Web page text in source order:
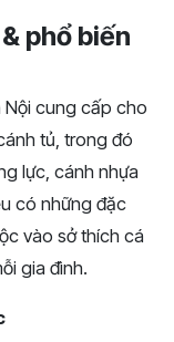
phổ biến
Nội cung cấp cho
tủ, trong đó
lực, cánh nhựa
có những đặc
vào sở thích cá
gia đình.